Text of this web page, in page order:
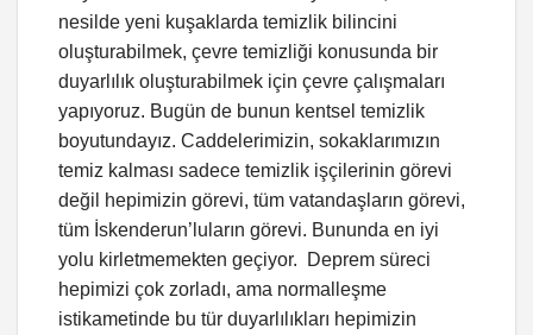
nesilde yeni kuşaklarda temizlik bilincini
oluşturabilmek, çevre temizliği konusunda bir
duyarlılık oluşturabilmek için çevre çalışmaları
yapıyoruz. Bugün de bunun kentsel temizlik
boyutundayız. Caddelerimizin, sokaklarımızın
temiz kalması sadece temizlik işçilerinin görevi
değil hepimizin görevi, tüm vatandaşların görevi,
tüm İskenderun’luların görevi. Bununda en iyi
yolu kirletmemekten geçiyor. Deprem süreci
hepimizi çok zorladı, ama normalleşme
istikametinde bu tür duyarlılıkları hepimizin